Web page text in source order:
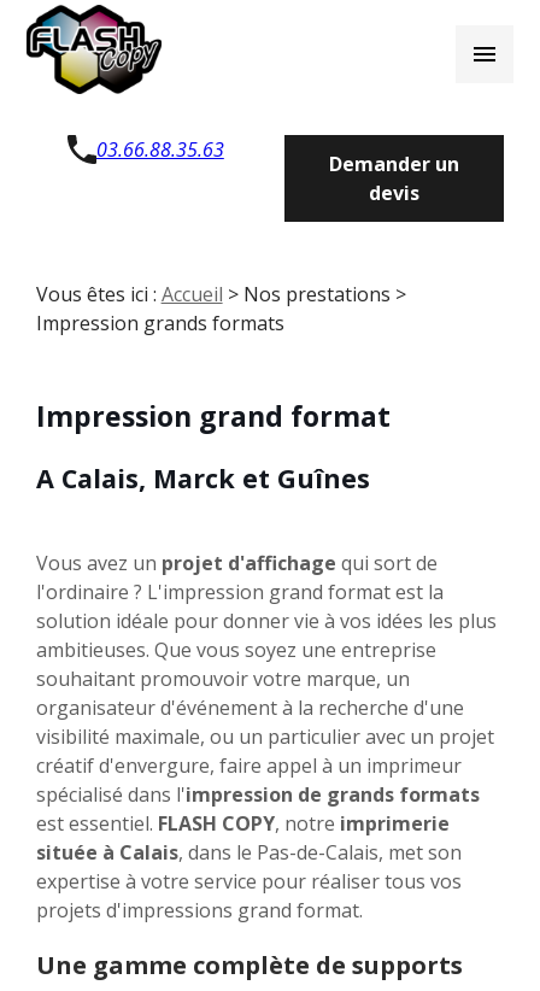
menu
03.66.88.35.63
Demander un
devis
Vous êtes ici : Accueil > Nos prestations >
Impression grands formats
Impression grand format
A Calais, Marck et Guînes
Vous avez un projet d'affichage qui sort de
l'ordinaire ? L'impression grand format est la
solution idéale pour donner vie à vos idées les plus
ambitieuses. Que vous soyez une entreprise
souhaitant promouvoir votre marque, un
organisateur d'événement à la recherche d'une
visibilité maximale, ou un particulier avec un projet
créatif d'envergure, faire appel à un imprimeur
spécialisé dans l'impression de grands formats
est essentiel. FLASH COPY, notre imprimerie
située à Calais, dans le Pas-de-Calais, met son
expertise à votre service pour réaliser tous vos
projets d'impressions grand format.
Une gamme complète de supports
Panneau de gestion des cookies